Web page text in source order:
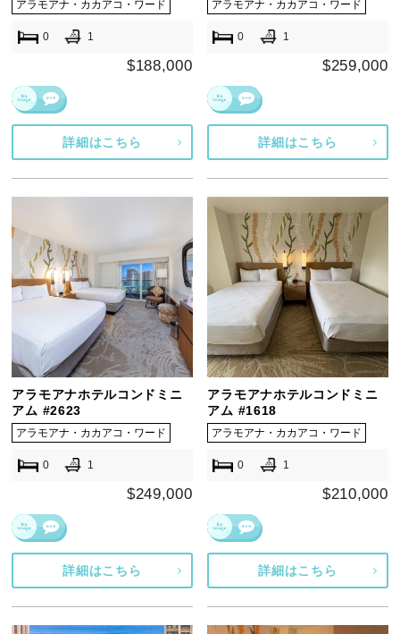
アラモアナ・カカアコ・ワード
0 1
$188,000
詳細はこちら
アラモアナ・カカアコ・ワード
0 1
$259,000
詳細はこちら
アラモアナホテルコンドミニ
アム #2623
アラモアナ・カカアコ・ワード
0 1
$249,000
詳細はこちら
アラモアナホテルコンドミニ
アム #1618
アラモアナ・カカアコ・ワード
0 1
$210,000
詳細はこちら